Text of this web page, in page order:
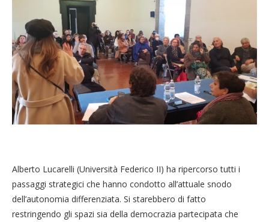
Alberto Lucarelli (Università Federico II) ha ripercorso tutti i
passaggi strategici che hanno condotto all’attuale snodo
dell’autonomia differenziata. Si starebbero di fatto
restringendo gli spazi sia della democrazia partecipata che